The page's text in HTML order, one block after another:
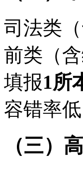
司法类
前类（
填报1所
容错率
（三）